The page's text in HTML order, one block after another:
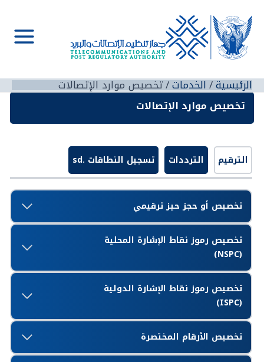
إلى
المحتوى
Main
الرئيسية الخدمات تخصيص موارد الإتصالات
تخصيص موارد الإتصالات
الترقيم الترددات تسجيل النطاقات .sd
تخصيص أو حجز حيز ترقيمي
تخصيص رموز نقاط الإشارة المحلية
(NSPC)
تخصيص رموز نقاط الإشارة الدولية
(ISPC)
تخصيص الأرقام المختصرة